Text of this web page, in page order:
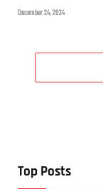
December 24, 2024
Top Posts